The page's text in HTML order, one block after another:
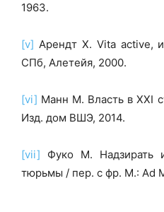
1963.
[v] Арендт X. Vita active,
СПб, Алетейя, 2000.
[vi] Манн M. Власть в XXI
Изд. дом ВШЭ, 2014.
[vii] Фуко М. Надзирать
тюрьмы / пер. с фр. M.: Ad